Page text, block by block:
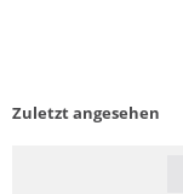
Zuletzt angesehen